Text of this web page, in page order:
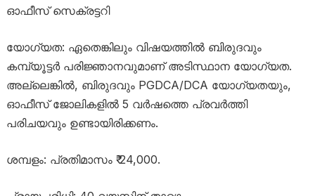
ഓഫീസ് സെക്രട്ടറി
യോഗ്യത: ഏതെങ്കിലും വിഷയത്തിൽ ബിരുദവും
കമ്പ്യൂട്ടർ പരിജ്ഞാനവുമാണ് അടിസ്ഥാന യോഗ്യത.
അല്ലെങ്കിൽ, ബിരുദവും PGDCA/DCA യോഗ്യതയും,
ഓഫീസ് ജോലികളിൽ 5 വർഷത്തെ പ്രവർത്തി
പരിചയവും ഉണ്ടായിരിക്കണം.
ശമ്പളം: പ്രതിമാസം ₹ 24,000.